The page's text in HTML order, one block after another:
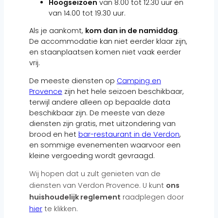
Hoogseizoen van 8.00 tot 12.30 uur en
van 14.00 tot 19.30 uur.
Als je aankomt, kom dan in de namiddag.
De accommodatie kan niet eerder klaar zijn,
en staanplaatsen komen niet vaak eerder
vrij.
De meeste diensten op Camping en
Provence zijn het hele seizoen beschikbaar,
terwijl andere alleen op bepaalde data
beschikbaar zijn. De meeste van deze
diensten zijn gratis, met uitzondering van
brood en het bar-restaurant in de Verdon,
en sommige evenementen waarvoor een
kleine vergoeding wordt gevraagd.
Wij hopen dat u zult genieten van de
diensten van Verdon Provence. U kunt ons
huishoudelijk reglement raadplegen door
hierte klikken.